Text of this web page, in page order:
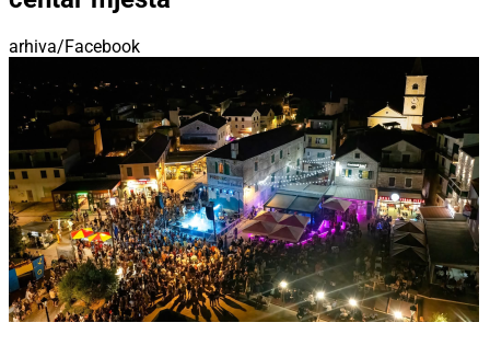
arhiva/Facebook